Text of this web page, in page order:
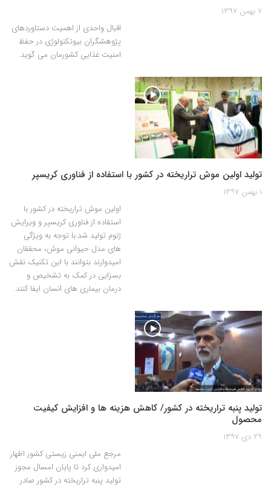
۷ بهمن ۱۳۹۷
اقبال واحدی از اهمیت دستاوردهای
پژوهشگران بیوتکنولوژی در حفظ
امنیت غذایی کشورمان می گوید.
تولید اولین موش تراریخته در کشور با استفاده از فناوری کریسپر
۱ بهمن ۱۳۹۷
اولین موش تراریخته در کشور با
استفاده از فناوری کریسپر و ویرایش
ژنوم تولید شد.با توجه به ویژگی
های مدل حیوانی موش، محققان
امیدوارند بتوانند با این تکنیک نقش
بسزایی در کمک به تشخیص و
درمان بیماری های انسان ایفا کنند.
تولید پنبه تراریخته در کشور/ کاهش هزینه ها و افزایش کیفیت
محصول
۲۹ دی ۱۳۹۷
مرجع ملی ایمنی زیستی کشور اظهار
امیدواری کرد تا پایان امسال مجوز
تولید پنبه تراریخته در کشور صادر